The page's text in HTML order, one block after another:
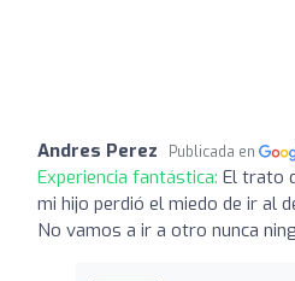
Andres Perez Publicada en
Experiencia fantástica: El trato
mi hijo perdió el miedo de ir al
No vamos a ir a otro nunca